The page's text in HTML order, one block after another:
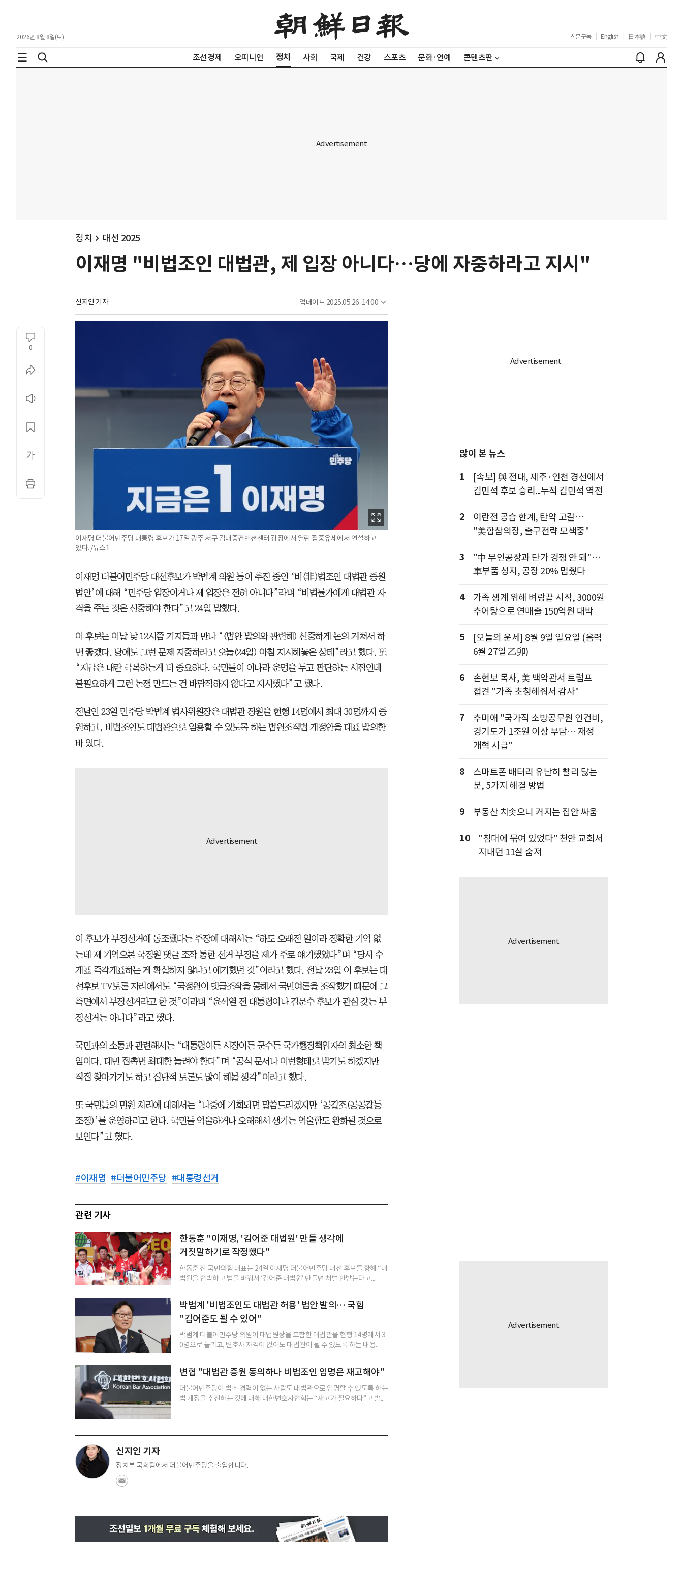
2026년 8월 8일(토) 신문구독 English 日本語 中文
조선경제 오피니언 정치 사회 국제 건강 스포츠 문화·연예 콘텐츠판
정치 대선 2025
이재명 "비법조인 대법관, 제 입장 아니다…당에 자중하라고 지시"
신지인 기자 업데이트 2025.05.26. 14:00
0
이재명 더불어민주당 대통령 후보가 17일 광주 서구 김대중컨벤션센터 광장에서 열린 집중유세에서 연설하고
있다. /뉴스1
이재명 더불어민주당 대선후보가 박범계 의원 등이 추진 중인 ‘비(非)법조인 대법관 증원
법안’에 대해 “민주당 입장이거나 제 입장은 전혀 아니다”라며 “비법률가에게 대법관 자
격을 주는 것은 신중해야 한다”고 24일 말했다.
이 후보는 이날 낮 12시쯤 기자들과 만나 “(법안 발의와 관련해) 신중하게 논의 거쳐서 하
면 좋겠다. 당에도 그런 문제 자중하라고 오늘(24일) 아침 지시해놓은 상태”라고 했다. 또
“지금은 내란 극복하는게 더 중요하다. 국민들이 이나라 운명을 두고 판단하는 시점인데
불필요하게 그런 논쟁 만드는 건 바람직하지 않다고 지시했다”고 했다.
전날인 23일 민주당 박범계 법사위원장은 대법관 정원을 현행 14명에서 최대 30명까지 증
원하고, 비법조인도 대법관으로 임용할 수 있도록 하는 법원조직법 개정안을 대표 발의​한
바 있다.
이 후보가 부정선거에 동조했다는 주장에 대해서는 “하도 오래전 일이라 정확한 기억 없
는데 제 기억으론 국정원 댓글 조작 통한 선거 부정을 제가 주로 얘기했었다”며 “당시 수
개표 즉각개표하는 게 확실하지 않냐고 얘기했던 것”이라고 했다. 전날 23일 이 후보는 대
선후보 TV토론 자리에서도 “국정원이 댓글조작을 통해서 국민여론을 조작했기 때문에 그
측면에서 부정선거라고 한 것”이라며 “윤석열 전 대통령이나 김문수 후보가 관심 갖는 부
정선거는 아니다”라고 했다.
국민과의 소통과 관련해서는 “대통령이든 시장이든 군수든 국가행정책임자의 최소한 책
임이다. 대민 접촉면 최대한 늘려야 한다”며 “공식 문서나 이런형태로 받기도 하겠지만
직접 찾아가기도 하고 집단적 토론도 많이 해볼 생각”이라고 했다.
또 국민들의 민원 처리에 대해서는 “나중에 기회되면 말씀드리겠지만 ‘공갈조(공공갈등
조정)’를 운영하려고 한다. 국민들 억울하거나 오해해서 생기는 억울함도 완화될 것으로
보인다”고 했다.
#이재명 #더불어민주당 #대통령선거
관련 기사
한동훈 "이재명, '김어준 대법원' 만들 생각에
거짓말하기로 작정했다"
한동훈 전 국민의힘 대표는 24일 이재명 더불어민주당 대선 후보를 향해 “대
법원을 협박하고 법을 바꿔서 ‘김어준 대법원’ 만들면 처벌 안받는다고...
박범계 '비법조인도 대법관 허용' 법안 발의… 국힘
"김어준도 될 수 있어"
박범계 더불어민주당 의원이 대법원장을 포함한 대법관을 현행 14명에서 3
0명으로 늘리고, 변호사 자격이 없어도 대법관이 될 수 있도록 하는 내용...
변협 "대법관 증원 동의하나 비법조인 임명은 재고해야"
더불어민주당이 법조 경력이 없는 사람도 대법관으로 임명할 수 있도록 하는
법 개정을 추진하는 것에 대해 대한변호사협회는 “재고가 필요하다”고 밝...
신지인 기자
정치부 국회팀에서 더불어민주당을 출입합니다.
많이 본 뉴스
1
[속보] 與 전대, 제주·인천 경선에서
김민석 후보 승리...누적 김민석 역전
2
이란전 공습 한계, 탄약 고갈…
"美합참의장, 출구전략 모색중"
3
"中 무인공장과 단가 경쟁 안 돼"…
車부품 성지, 공장 20% 멈췄다
4
가족 생계 위해 벼랑끝 시작, 3000원
추어탕으로 연매출 150억원 대박
5
[오늘의 운세] 8월 9일 일요일 (음력
6월 27일 乙卯)
6
손현보 목사, 美 백악관서 트럼프
접견 "가족 초청해줘서 감사"
7
추미애 "국가직 소방공무원 인건비,
경기도가 1조원 이상 부담… 재정
개혁 시급"
8
스마트폰 배터리 유난히 빨리 닳는
분, 5가지 해결 방법
9 부동산 치솟으니 커지는 집안 싸움
10
"침대에 묶여 있었다" 천안 교회서
지내던 11살 숨져